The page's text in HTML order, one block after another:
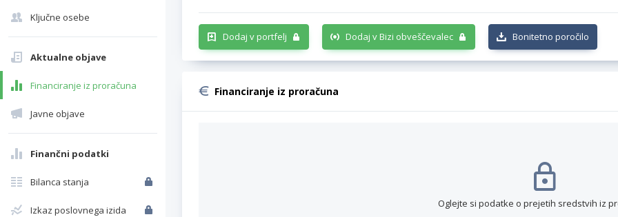
Ključne osebe
Aktualne objave
Financiranje iz proračuna
Javne objave
Finančni podatki
Bilanca stanja
Izkaz poslovnega izida
Dodaj v portfelj Dodaj v Bizi obveščevalec Bonitetno poročilo
Financiranje iz proračuna
Oglejte si podatke o prejetih sredstvih iz